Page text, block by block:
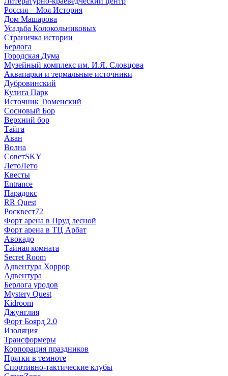
Россия – Моя История
Дом Машарова
Усадьба Колокольниковых
Страничка истории
Берлога
Городская Дума
Музейный комплекс им. И.Я. Словцова
Аквапарки и термальные источники
Дубровинский
Кулига Парк
Источник Тюменский
Сосновый Бор
Верхний бор
Тайга
Аван
Волна
СоветSKY
ЛетоЛето
Квесты
Entrance
Парадокс
RR Quest
Росквест72
Форт арена в Пруд лесной
Форт арена в ТЦ Арбат
Авокадо
Тайная комната
Secret Room
Адвентура Хоррор
Адвентура
Берлога уродов
Mystery Quest
Kidroom
Джунглия
Форт Боярд 2.0
Изоляция
Трансформеры
Корпорация праздников
Прятки в темноте
Спортивно-тактические клубы